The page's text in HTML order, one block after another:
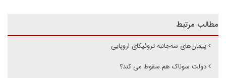
مطالب مرتبط
پیمان‌‌های سه‌جانبه تروئیکای اروپایی
دولت سوناک هم سقوط می کند؟